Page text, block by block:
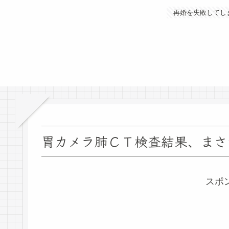
再婚を失敗してし
胃カメラ肺ＣＴ検査結果、ま
スポ